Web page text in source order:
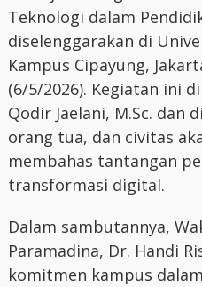
Teknologi dalam
diselenggarakan di
Kampus Cipayung,
(6/5/2026). Kegiatan ini
Qodir Jaelani, M.Sc. dan
orang tua, dan civitas
membahas tantangan
transformasi digital.
Dalam sambutannya,
Paramadina, Dr. Handi
komitmen kampus